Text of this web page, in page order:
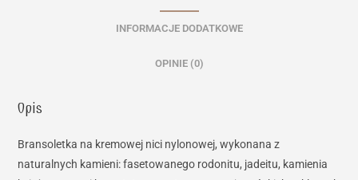
INFORMACJE DODATKOWE
OPINIE (0)
Opis
Bransoletka na kremowej nici nylonowej, wykonana z
naturalnych kamieni: fasetowanego rodonitu, jadeitu, kamienia